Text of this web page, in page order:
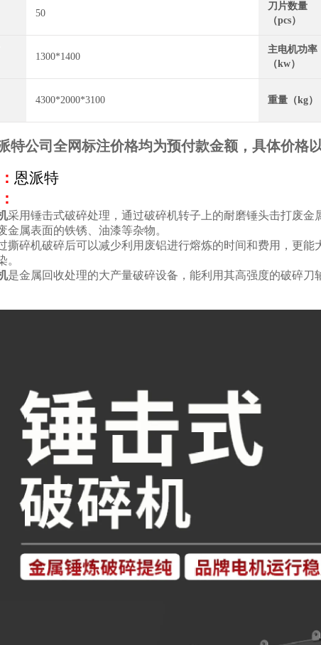
50
刀片数量
（pcs）
1300*1400
主电机功率
（kw）
4300*2000*3100 重量（kg）
特公司全网标注价格均为预付款金额，具体价格
恩派特
采用锤击式破碎处理，通过破碎机转子上的耐磨锤头击打废金
金属表面的铁锈、油漆等杂物。
撕碎机破碎后可以减少利用废铝进行熔炼的时间和费用，更
。
是金属回收处理的大产量破碎设备，能利用其高强度的破碎